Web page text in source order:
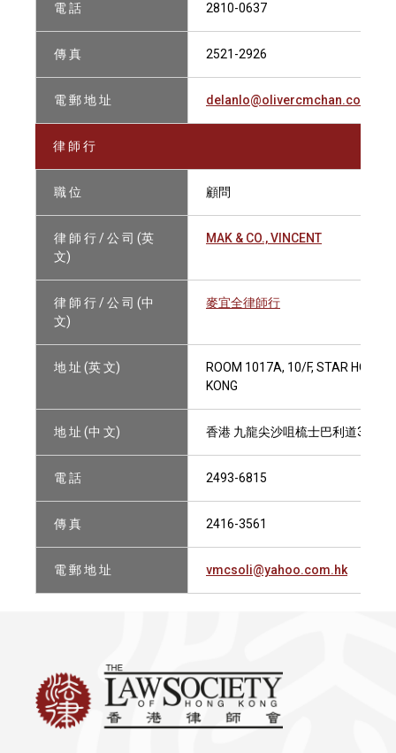
電 話 2810-0637
傳 真 2521-2926
電 郵 地 址 delanlo@olivercmchan.com
律 師 行
職 位 顧問
律 師 行 / 公 司 (英
文)
MAK & CO., VINCENT
律 師 行 / 公 司 (中
文)
麥宜全律師行
地 址 (英 文)
ROOM 1017A, 10/F, STAR
KONG
地 址 (中 文) 香港 九龍尖沙咀梳士巴利道3號
電 話 2493-6815
傳 真 2416-3561
電 郵 地 址 vmcsoli@yahoo.com.hk